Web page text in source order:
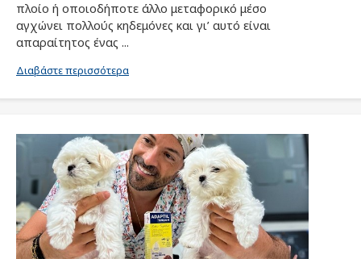
πλοίο ή οποιοδήποτε άλλο μεταφορικό μέσο
αγχώνει πολλούς κηδεμόνες και γι’ αυτό είναι
απαραίτητος ένας ...
Διαβάστε περισσότερα